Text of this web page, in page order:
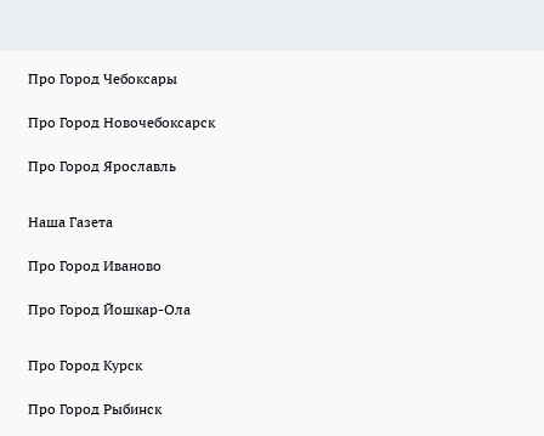
Про Город Чебоксары
Про Город Новочебоксарск
Про Город Ярославль
Наша Газета
Про Город Иваново
Про Город Йошкар-Ола
Про Город Курск
Про Город Рыбинск